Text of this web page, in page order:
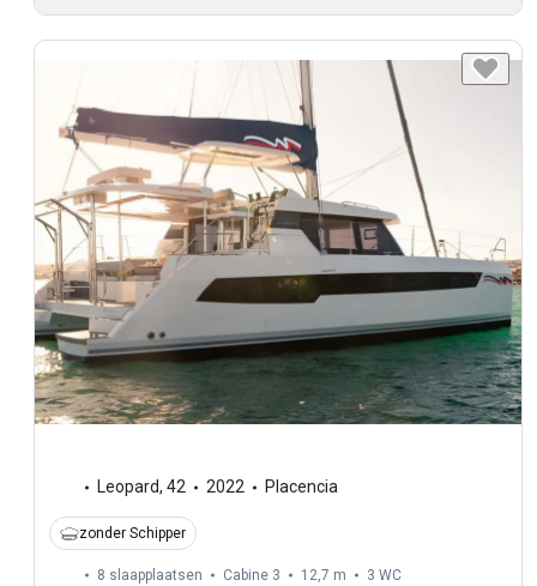
Leopard, 42 2022 Placencia
zonder Schipper
8 slaapplaatsen Cabine 3 12,7 m 3 WC